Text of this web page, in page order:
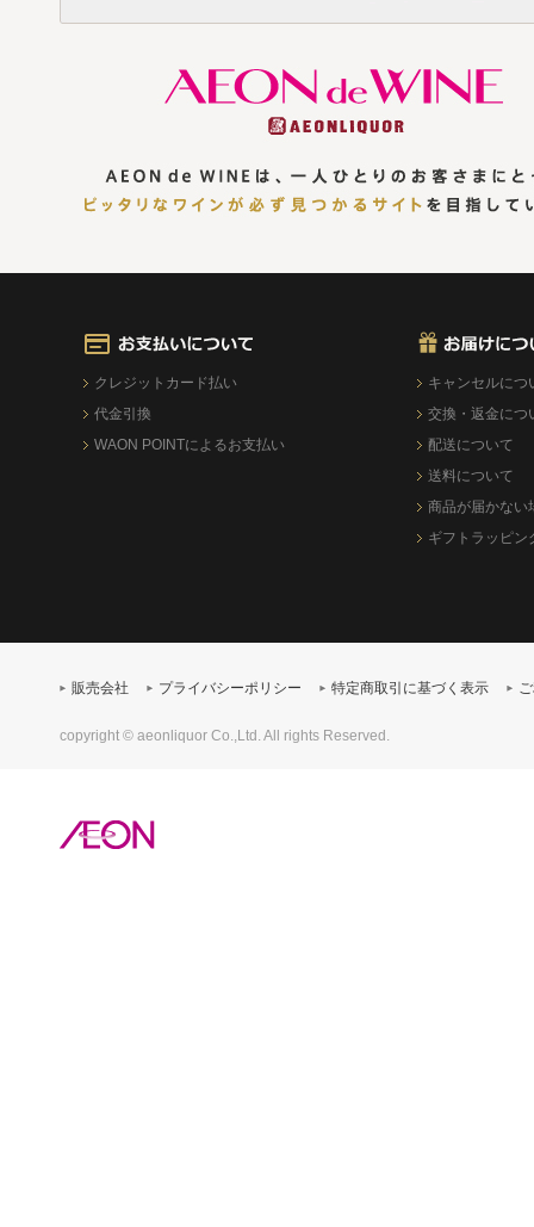
クレジットカード払い
代金引換
WAON POINTによるお支払い
キャンセルにつ
交換・返金につ
配送について
送料について
商品が届かない
ギフトラッピン
販売会社 プライバシーポリシー 特定商取引に基づく表示
copyright © aeonliquor Co.,Ltd. All rights Reserved.